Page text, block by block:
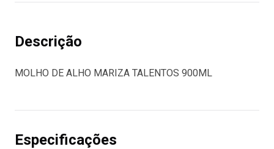
Descrição
MOLHO DE ALHO MARIZA TALENTOS 900ML
Especificações